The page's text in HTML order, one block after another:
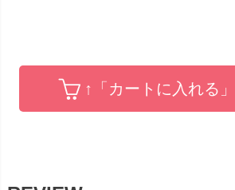
↑「カートに入れる